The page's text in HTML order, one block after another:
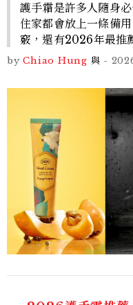
護手霜是許多人隨身
住家都會放上一條備
竅，還有2026年最推
by Chiao Hung 與 -